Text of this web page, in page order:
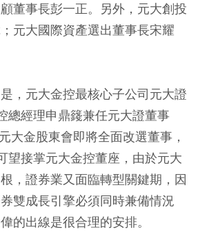
董事長彭一正。另外，元大創投
元大國際資產選出董事長宋耀
，元大金控最核心子公司元大證
總經理申鼎籛兼任元大證董事
大金股東會即將全面改選董事，
望接掌元大金控董座，由於元大
，證券業又面臨轉型關鍵期，因
雙成長引擎必須同時兼備情況
的出線是很合理的安排。